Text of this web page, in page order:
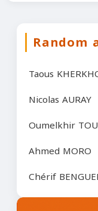
Random
Taous
Nicolas AURAY
Oumelkhir
Ahmed MORO
Chérif